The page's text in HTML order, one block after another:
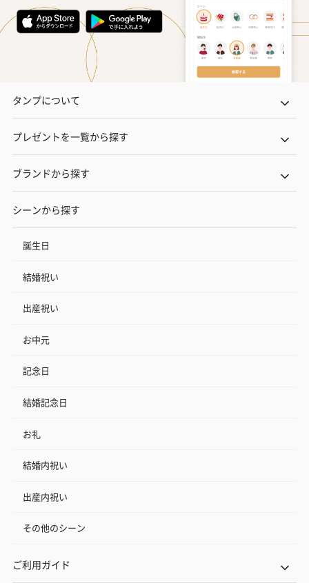
タンプについて
プレゼントを一覧から探す
ブランドから探す
シーンから探す
誕生日
結婚祝い
出産祝い
お中元
記念日
結婚記念日
お礼
結婚内祝い
出産内祝い
その他のシーン
ご利用ガイド